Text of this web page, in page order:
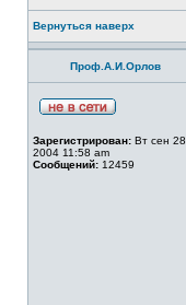
Вернуться наверх
Проф.А.И.Орлов
Зарегистрирован: Вт сен 28,
2004 11:58 am
Сообщений: 12459